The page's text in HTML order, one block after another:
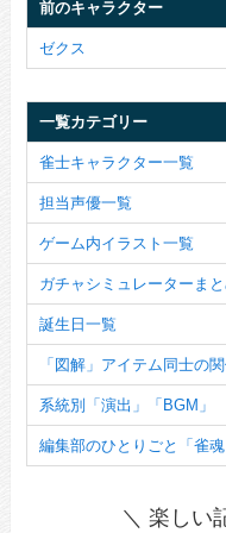
前のキャラクター
ゼクス
一覧カテゴリー
雀士キャラクター一覧
担当声優一覧
ゲーム内イラスト一覧
ガチャシミュレーターま
誕生日一覧
「図解」アイテム同士の
系統別「演出」「BGM」
編集部のひとりごと「雀魂
＼ 楽しい